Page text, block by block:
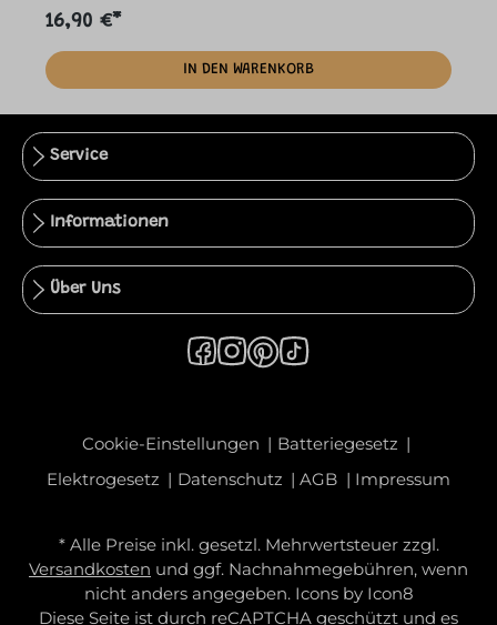
16,90 €*
IN DEN WARENKORB
Service
Informationen
Über Uns
Cookie-Einstellungen
Batteriegesetz
Elektrogesetz
Datenschutz AGB Impressum
* Alle Preise inkl. gesetzl. Mehrwertsteuer zzgl.
Versandkosten und ggf. Nachnahmegebühren, wenn
nicht anders angegeben. Icons by Icon8
Diese Seite ist durch reCAPTCHA geschützt und es